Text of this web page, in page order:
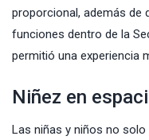
proporcional, además de
funciones dentro de la
permitió una experiencia
Niñez en
Las niñas y niños no